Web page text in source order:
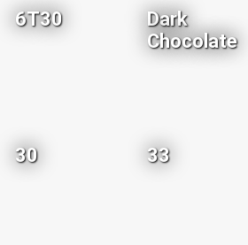
6T30
Dark
Chocolate
30 33